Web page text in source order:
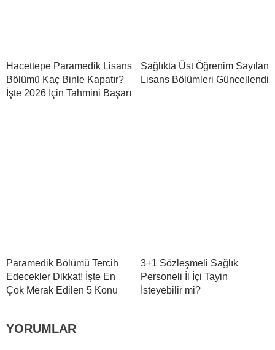
Hacettepe Paramedik Lisans
Bölümü Kaç Binle Kapatır?
İşte 2026 İçin Tahmini Başarı
Sağlıkta Üst Öğrenim Sayılan
Lisans Bölümleri Güncellendi
Paramedik Bölümü Tercih
Edecekler Dikkat! İşte En
Çok Merak Edilen 5 Konu
3+1 Sözleşmeli Sağlık
Personeli İl İçi Tayin
İsteyebilir mi?
YORUMLAR